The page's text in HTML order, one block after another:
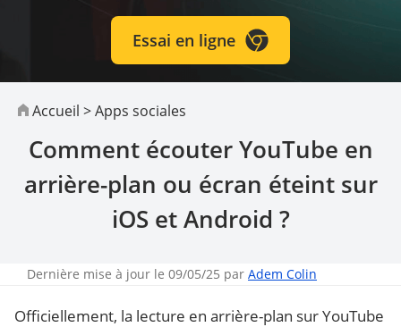
Essai en ligne
Accueil >Apps sociales
Comment écouter YouTube en
arrière-plan ou écran éteint sur
iOS et Android ?
Dernière mise à jour le 09/05/25 par Adem Colin
Officiellement, la lecture en arrière-plan sur YouTube